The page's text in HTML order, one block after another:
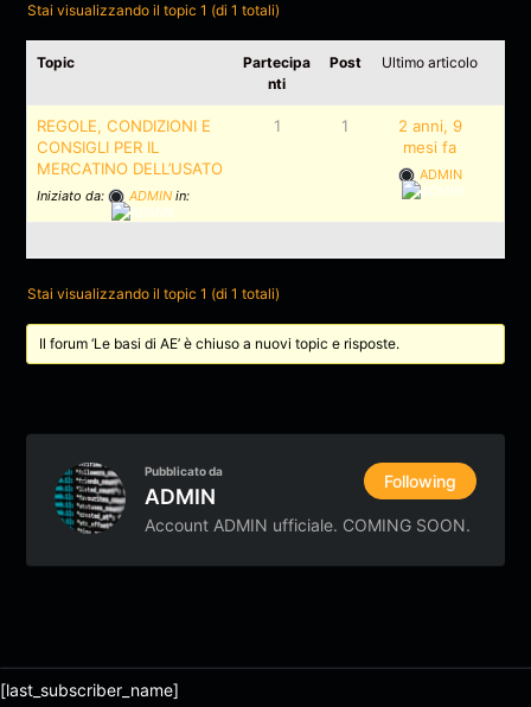
Stai visualizzando il topic 1 (di 1 totali)
Topic
Partecipa
nti
Post Ultimo articolo
REGOLE, CONDIZIONI E
CONSIGLI PER IL
MERCATINO DELL’USATO
Iniziato da: ADMIN in:
1 1
2 anni, 9
mesi fa
ADMIN
Stai visualizzando il topic 1 (di 1 totali)
Il forum ‘Le basi di AE’ è chiuso a nuovi topic e risposte.
Pubblicato da
ADMIN
Following
Account ADMIN ufficiale. COMING SOON.
[last_subscriber_name]